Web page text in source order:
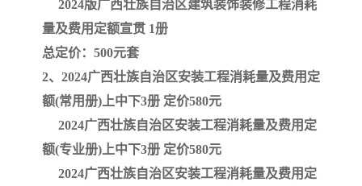
2024版广西壮族自治区建筑装饰装修工程消耗
量及费用定额宣贯 1册
总定价：500元套
2、2024广西壮族自治区安装工程消耗量及费用定
额(常用册)上中下3册 定价580元
2024广西壮族自治区安装工程消耗量及费用定
额(专业册)上中下3册 定价580元
2024广西壮族自治区安装工程消耗量及费用定
*考军校教材
依据
海南省建设工程预算定额 浙江省建设工程预算定额
电力工程预算概算定额 重庆市建设工程计价定额
江苏省建设工程计价定额 深圳市建设工程消耗量定